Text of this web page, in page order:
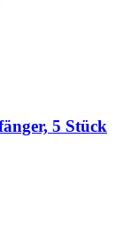
5 Stück